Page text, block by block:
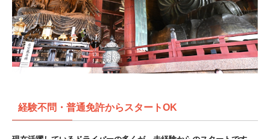
経験不問・普通免許からスタートOK